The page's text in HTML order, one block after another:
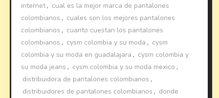
internet, cual es la mejor marca de pantalones
colombianos , cuales son los mejores pantalones
colombianos , cuanto cuestan los pantalones
colombianos , cysm colombia y su moda , cysm
colombia y su moda en guadalajara , cysm colombia y
su moda jeans , cysm colombia y su moda mexico ,
distribuidora de pantalones colombianos ,
distribuidores de pantalones colombianos , donde